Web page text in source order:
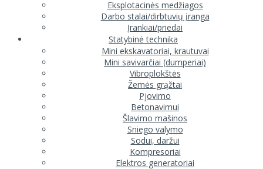
Eksplotacinės medžiagos
Darbo stalai/dirbtuvių įranga
Įrankiai/priedai
Statybinė technika
Mini ekskavatoriai, krautuvai
Mini savivarčiai (dumperiai)
Vibroplokštės
Žemės grąžtai
Pjovimo
Betonavimui
Šlavimo mašinos
Sniego valymo
Sodui, daržui
Kompresoriai
Elektros generatoriai